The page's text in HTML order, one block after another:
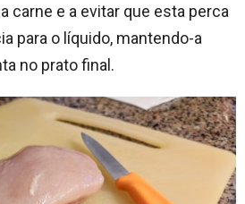
carne e a evitar que esta perca
para o líquido, mantendo-a
no prato final.